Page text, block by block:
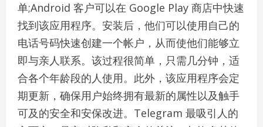
单;Android 客户可以在 Google Play 商店中快速
找到该应用程序。安装后，他们可以使用自己的
电话号码快速创建一个帐户，从而使他们能够立
即与亲人联系。该过程很简单，只需几分钟，适
合各个年龄段的人使用。此外，该应用程序会定
期更新，确保用户始终拥有最新的属性以及触手
可及的安全和安保改进。Telegram 最吸引人的